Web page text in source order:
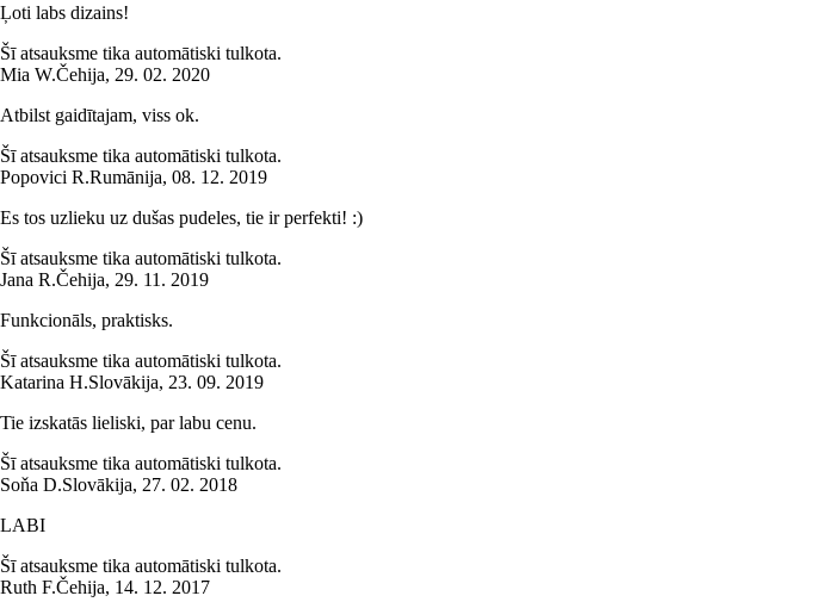
Ļoti labs dizains!
Šī atsauksme tika automātiski tulkota.
Mia W.Čehija, 29. 02. 2020
Atbilst gaidītajam, viss ok.
Šī atsauksme tika automātiski tulkota.
Popovici R.Rumānija, 08. 12. 2019
Es tos uzlieku uz dušas pudeles, tie ir perfekti! :)
Šī atsauksme tika automātiski tulkota.
Jana R.Čehija, 29. 11. 2019
Funkcionāls, praktisks.
Šī atsauksme tika automātiski tulkota.
Katarina H.Slovākija, 23. 09. 2019
Tie izskatās lieliski, par labu cenu.
Šī atsauksme tika automātiski tulkota.
Soňa D.Slovākija, 27. 02. 2018
LABI
Šī atsauksme tika automātiski tulkota.
Ruth F.Čehija, 14. 12. 2017